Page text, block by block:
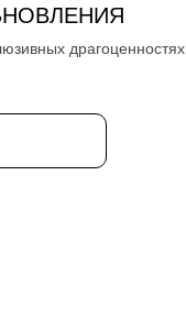
драгоценностях